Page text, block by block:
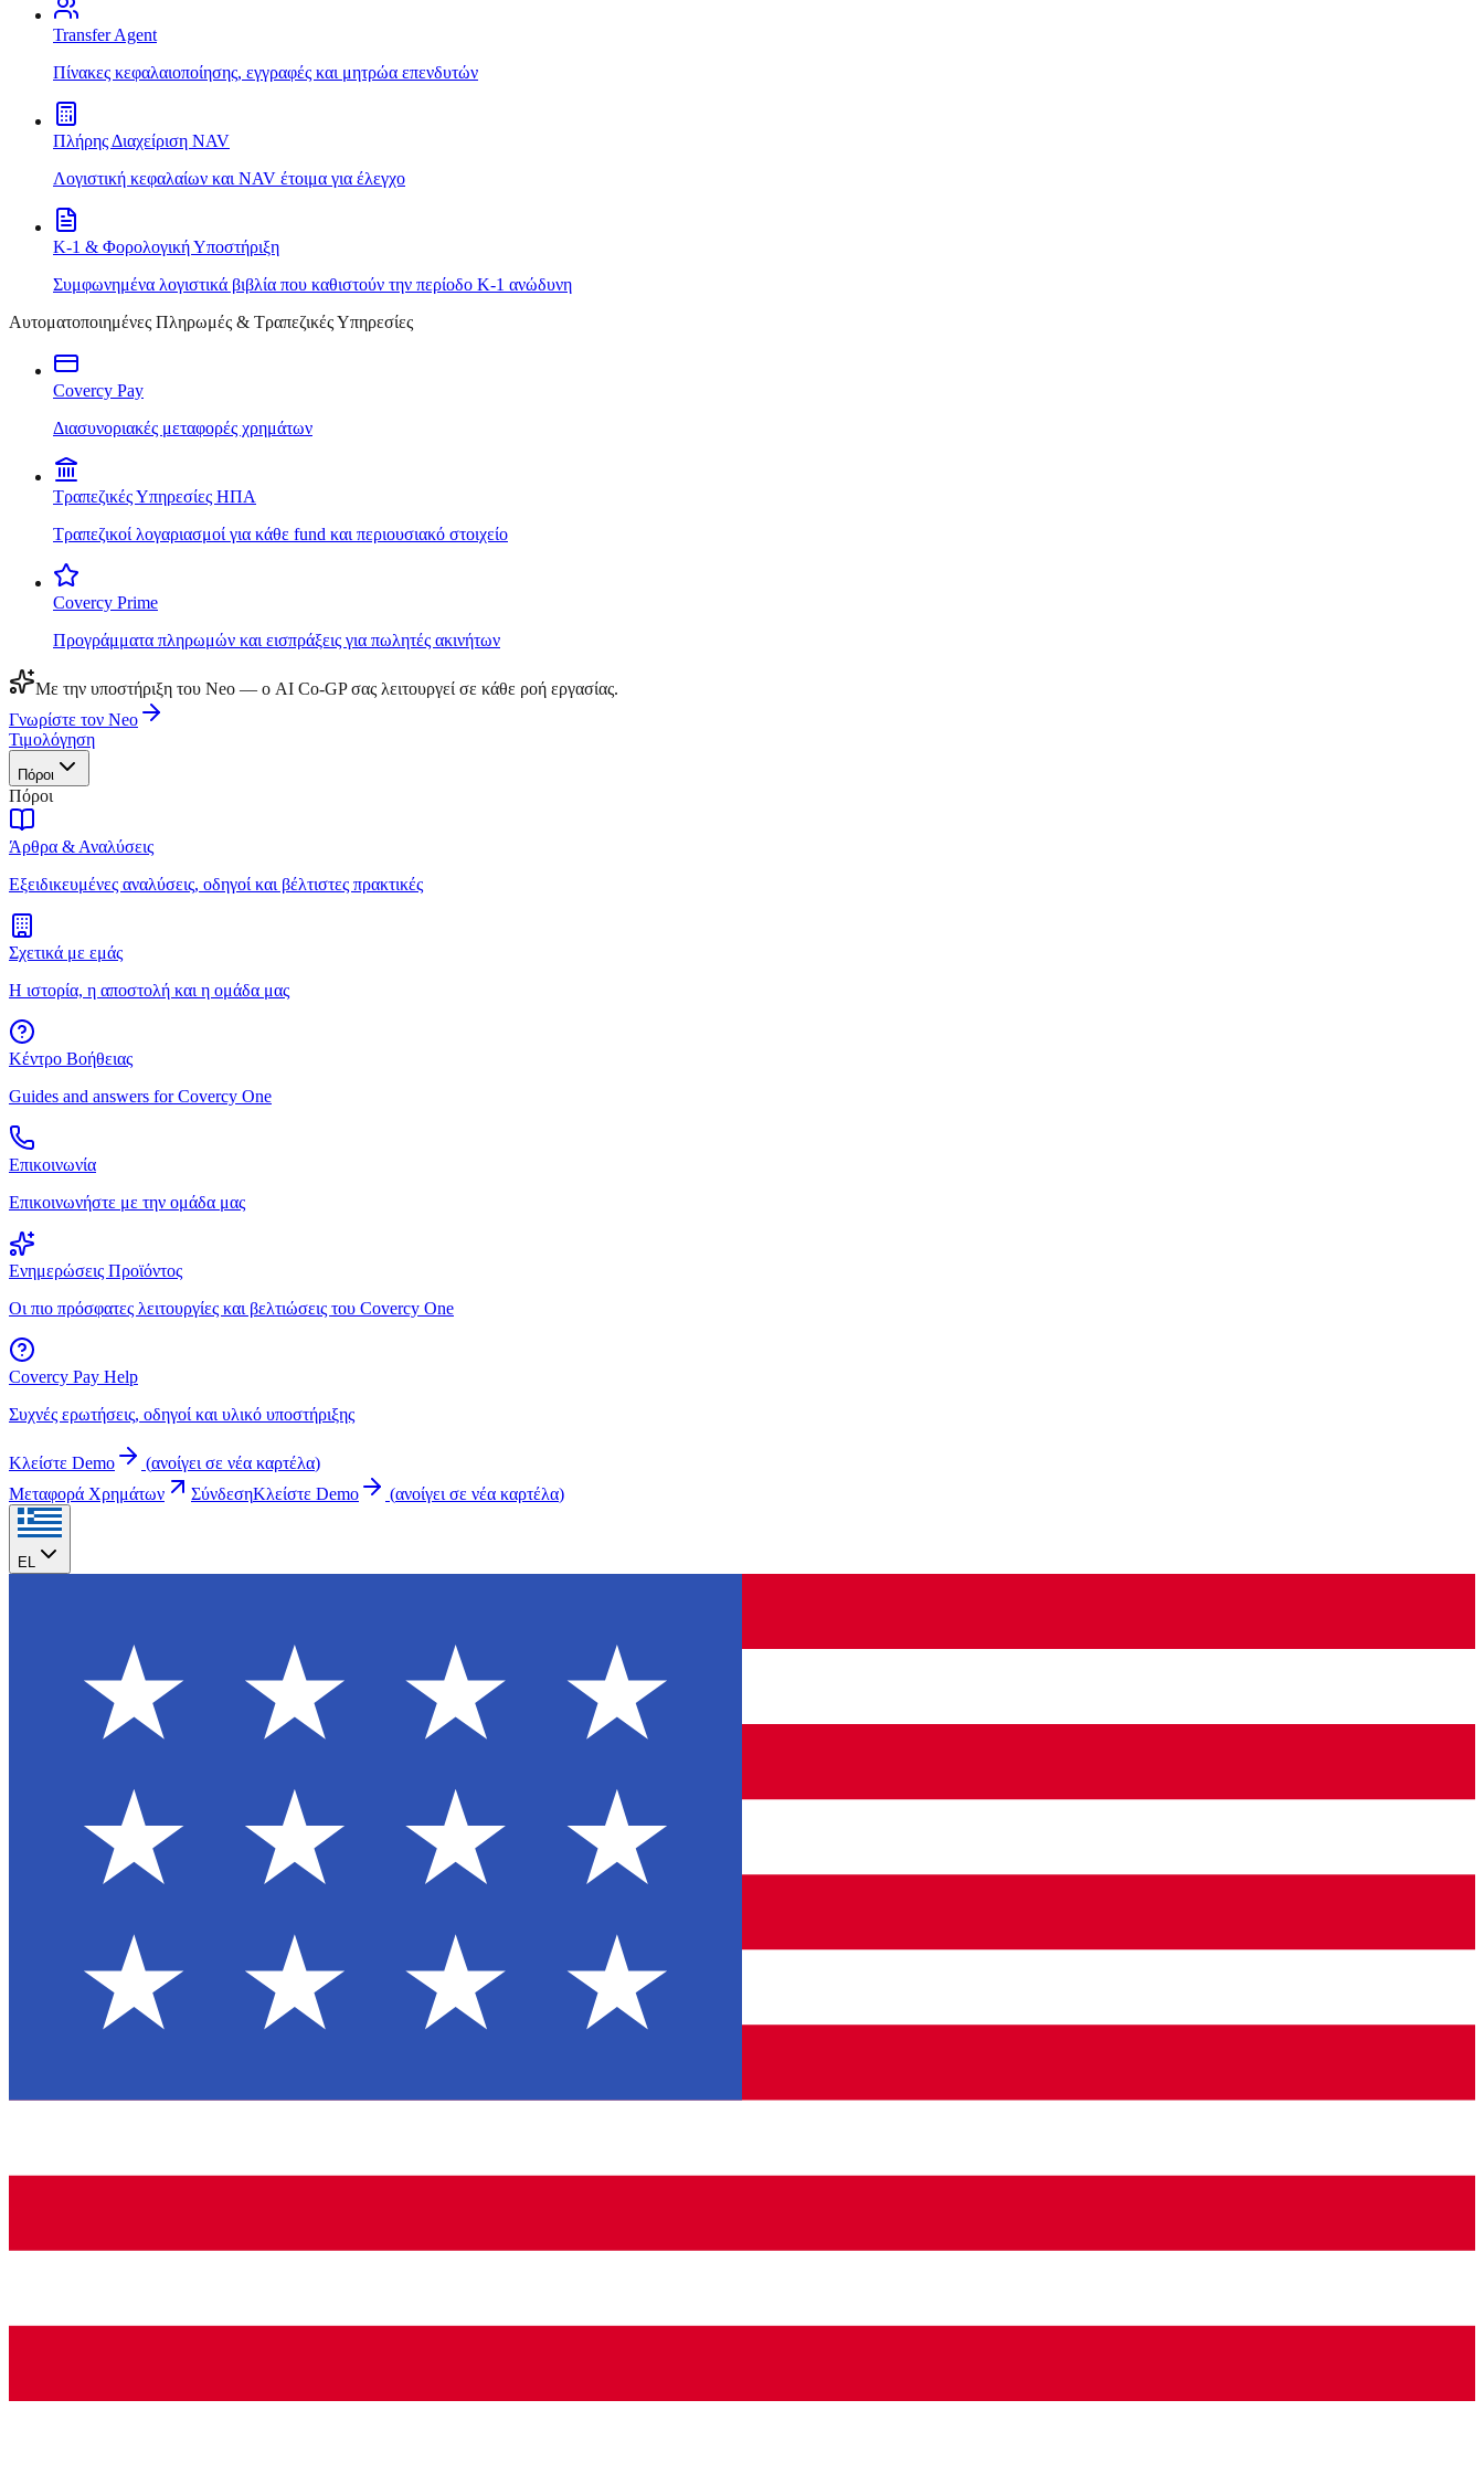
Transfer Agent
Πίνακες κεφαλαιοποίησης, εγγραφές και μητρώα επενδυτών
Πλήρης Διαχείριση NAV
Λογιστική κεφαλαίων και NAV έτοιμα για έλεγχο
K-1 & Φορολογική Υποστήριξη
Συμφωνημένα λογιστικά βιβλία που καθιστούν την περίοδο K-1 ανώδυνη
Αυτοματοποιημένες Πληρωμές & Τραπεζικές Υπηρεσίες
Covercy Pay
Διασυνοριακές μεταφορές χρημάτων
Τραπεζικές Υπηρεσίες ΗΠΑ
Τραπεζικοί λογαριασμοί για κάθε fund και περιουσιακό στοιχείο
Covercy Prime
Προγράμματα πληρωμών και εισπράξεις για πωλητές ακινήτων
Με την υποστήριξη του Neo — ο AI Co-GP σας λειτουργεί σε κάθε ροή εργασίας.
Γνωρίστε τον Neo
Τιμολόγηση
Πόροι
Πόροι
Άρθρα & Αναλύσεις
Εξειδικευμένες αναλύσεις, οδηγοί και βέλτιστες πρακτικές
Σχετικά με εμάς
Η ιστορία, η αποστολή και η ομάδα μας
Κέντρο Βοήθειας
Guides and answers for Covercy One
Επικοινωνία
Επικοινωνήστε με την ομάδα μας
Ενημερώσεις Προϊόντος
Οι πιο πρόσφατες λειτουργίες και βελτιώσεις του Covercy One
Covercy Pay Help
Συχνές ερωτήσεις, οδηγοί και υλικό υποστήριξης
Κλείστε Demo (ανοίγει σε νέα καρτέλα)
Μεταφορά Χρημάτων
ΣύνδεσηΚλείστε Demo (ανοίγει σε νέα καρτέλα)
EL